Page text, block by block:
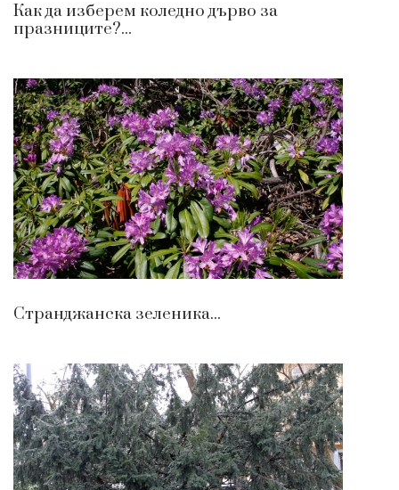
Как да изберем коледно дърво за
празниците?...
Странджанска зеленика...